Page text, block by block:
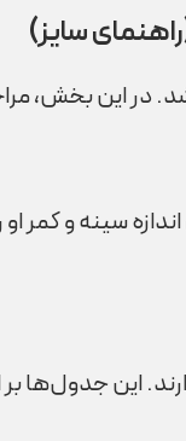
سایز)
در این بخش،
سینه و کمر
این جدول‌ها